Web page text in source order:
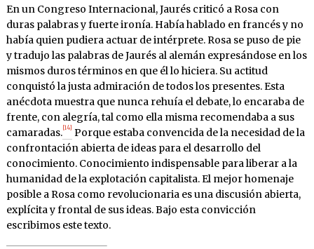
En un Congreso Internacional, Jaurés criticó a Rosa con
duras palabras y fuerte ironía. Había hablado en francés y no
había quien pudiera actuar de intérprete. Rosa se puso de pie
y tradujo las palabras de Jaurés al alemán expresándose en los
mismos duros términos en que él lo hiciera. Su actitud
conquistó la justa admiración de todos los presentes. Esta
anécdota muestra que nunca rehuía el debate, lo encaraba de
frente, con alegría, tal como ella misma recomendaba a sus
camaradas. [14] Porque estaba convencida de la necesidad de la
confrontación abierta de ideas para el desarrollo del
conocimiento. Conocimiento indispensable para liberar a la
humanidad de la explotación capitalista. El mejor homenaje
posible a Rosa como revolucionaria es una discusión abierta,
explícita y frontal de sus ideas. Bajo esta convicción
escribimos este texto.